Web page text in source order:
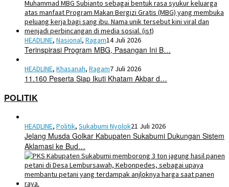
HEADLINE, Nasional, Ragam14 Juli 2026
Terinspirasi Program MBG, Pasangan Ini B…
HEADLINE, Khasanah, Ragam7 Juli 2026
11.160 Peserta Siap Ikuti Khatam Akbar d…
POLITIK
HEADLINE, Politik, Sukabumi Nyolok21 Juli 2026
Jelang Musda Golkar Kabupaten Sukabumi Dukungan Sistem
Aklamasi ke Bud…